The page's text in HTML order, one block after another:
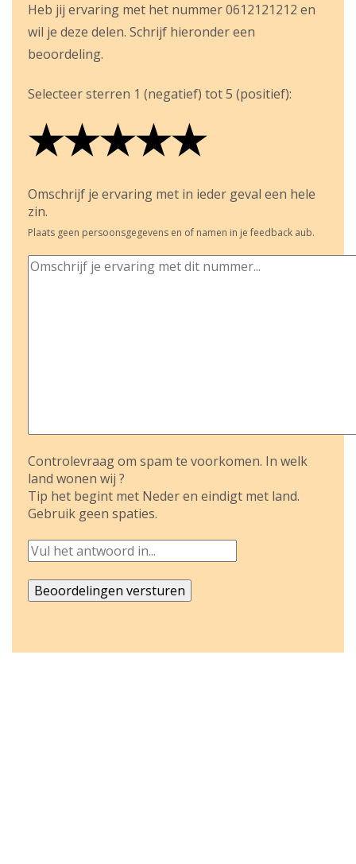
Heb jij ervaring met het nummer 0612121212 en
wil je deze delen. Schrijf hieronder een
beoordeling.
Selecteer sterren 1 (negatief) tot 5 (positief):
★
★★
★★★
★★★★
★★★★★
Omschrijf je ervaring met in ieder geval een hele
zin.
Plaats geen persoonsgegevens en of namen in je feedback aub.
Controlevraag om spam te voorkomen. In welk
land wonen wij ?
Tip het begint met Neder en eindigt met land.
Gebruik geen spaties.